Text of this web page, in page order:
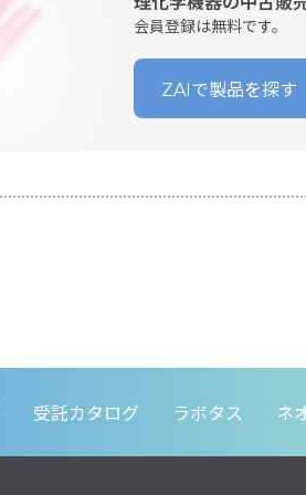
会員登録は無料です。
ZAIで製品を探す
受託カタログ ラボタス ネ